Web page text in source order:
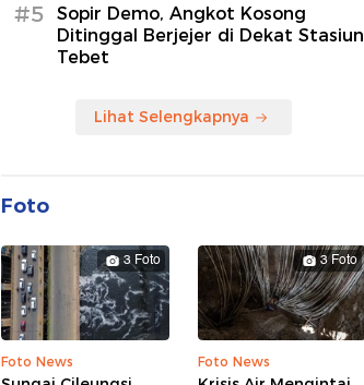
#5
Sopir Demo, Angkot Kosong
Ditinggal Berjejer di Dekat Stasiun
Tebet
Lihat Selengkapnya
Foto
3 Foto
Foto News
3 Foto
Foto News